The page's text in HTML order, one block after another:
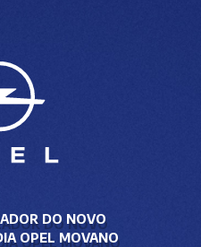
DO NOVO
OPEL MOVANO